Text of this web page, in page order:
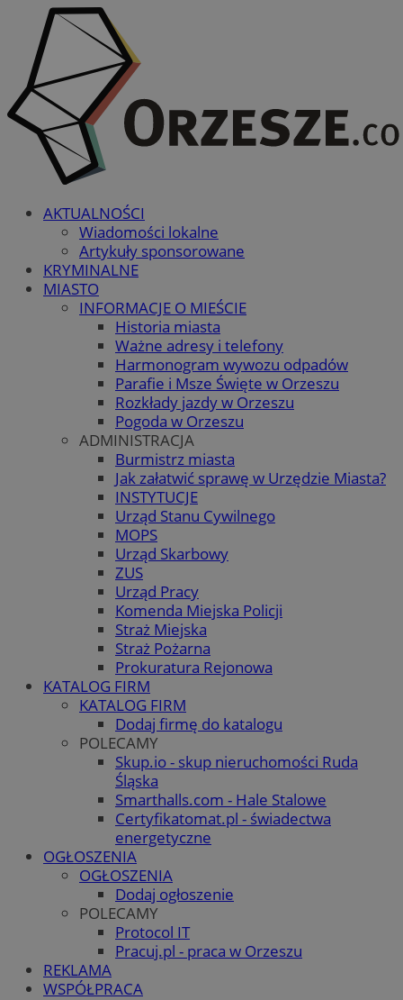
AKTUALNOŚCI
Wiadomości lokalne
Artykuły sponsorowane
KRYMINALNE
MIASTO
INFORMACJE O MIEŚCIE
Historia miasta
Ważne adresy i telefony
Harmonogram wywozu odpadów
Parafie i Msze Święte w Orzeszu
Rozkłady jazdy w Orzeszu
Pogoda w Orzeszu
ADMINISTRACJA
Burmistrz miasta
Jak załatwić sprawę w Urzędzie Miasta?
INSTYTUCJE
Urząd Stanu Cywilnego
MOPS
Urząd Skarbowy
ZUS
Urząd Pracy
Komenda Miejska Policji
Straż Miejska
Straż Pożarna
Prokuratura Rejonowa
KATALOG FIRM
KATALOG FIRM
Dodaj firmę do katalogu
POLECAMY
Skup.io - skup nieruchomości Ruda
Śląska
Smarthalls.com - Hale Stalowe
Certyfikatomat.pl - świadectwa
energetyczne
OGŁOSZENIA
OGŁOSZENIA
Dodaj ogłoszenie
POLECAMY
Protocol IT
Pracuj.pl - praca w Orzeszu
REKLAMA
WSPÓŁPRACA